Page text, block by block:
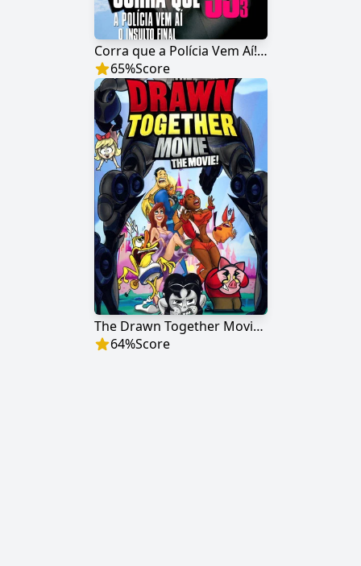
Corra que a Polícia Vem Aí! 33⅓: O Insulto Final
65%Score
The Drawn Together Movie: The Movie!
64%Score